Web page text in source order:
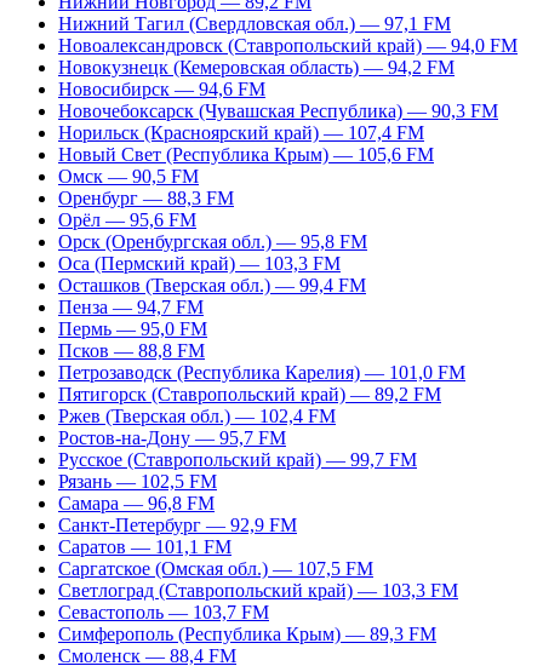
Нижний Тагил (Свердловская обл.) — 97,1 FM
Новоалександровск (Ставропольский край) — 94,0 FM
Новокузнецк (Кемеровская область) — 94,2 FM
Новосибирск — 94,6 FM
Новочебоксарск (Чувашская Республика) — 90,3 FM
Норильск (Красноярский край) — 107,4 FM
Новый Свет (Республика Крым) — 105,6 FM
Омск — 90,5 FM
Оренбург — 88,3 FM
Орёл — 95,6 FM
Орск (Оренбургская обл.) — 95,8 FM
Оса (Пермский край) — 103,3 FM
Осташков (Тверская обл.) — 99,4 FM
Пенза — 94,7 FM
Пермь — 95,0 FM
Псков — 88,8 FM
Петрозаводск (Республика Карелия) — 101,0 FM
Пятигорск (Ставропольский край) — 89,2 FM
Ржев (Тверская обл.) — 102,4 FM
Ростов-на-Дону — 95,7 FM
Русское (Ставропольский край) — 99,7 FM
Рязань — 102,5 FM
Самара — 96,8 FM
Санкт-Петербург — 92,9 FM
Саратов — 101,1 FM
Саргатское (Омская обл.) — 107,5 FM
Светлоград (Ставропольский край) — 103,3 FM
Севастополь — 103,7 FM
Симферополь (Республика Крым) — 89,3 FM
Смоленск — 88,4 FM